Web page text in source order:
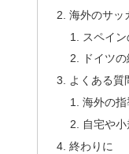
海外のサッ
スペイ
ドイツ
よくある質
海外の指
自宅や
終わりに